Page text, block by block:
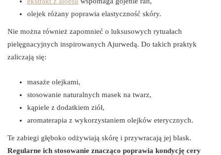
olejek różany poprawia elastyczność skóry.
Nie można również zapomnieć o luksusowych rytuałach
pielęgnacyjnych inspirowanych Ajurwedą. Do takich praktyk
zaliczają się:
masaże olejkami,
stosowanie naturalnych masek na twarz,
kąpiele z dodatkiem ziół,
aromaterapia z wykorzystaniem olejków eterycznych.
Te zabiegi głęboko odżywiają skórę i przywracają jej blask.
Regularne ich stosowanie znacząco poprawia kondycję cery